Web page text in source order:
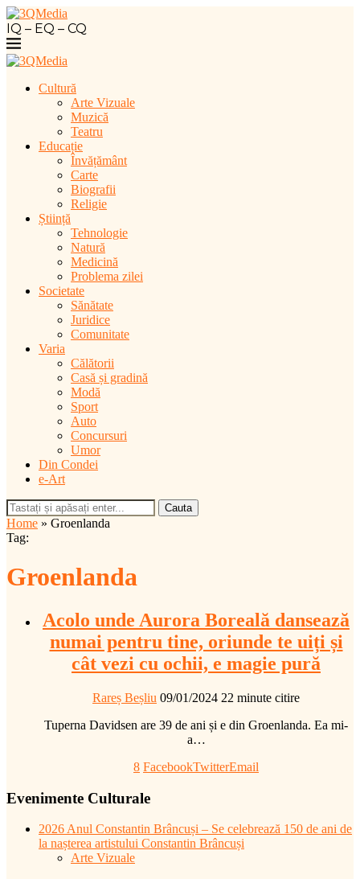
IQ – EQ – CQ
Cultură
Arte Vizuale
Muzică
Teatru
Educație
Învățământ
Carte
Biografii
Religie
Știință
Tehnologie
Natură
Medicină
Problema zilei
Societate
Sănătate
Juridice
Comunitate
Varia
Călătorii
Casă și gradină
Modă
Sport
Auto
Concursuri
Umor
Din Condei
e-Art
Cauta
Home » Groenlanda
Tag:
Groenlanda
Acolo unde Aurora Boreală dansează
numai pentru tine, oriunde te uiți și
cât vezi cu ochii, e magie pură
Rareș Beșliu 09/01/2024 22 minute citire
Tuperna Davidsen are 39 de ani și e din Groenlanda. Ea mi-
a…
8 FacebookTwitterEmail
Evenimente Culturale
2026 Anul Constantin Brâncuși – Se celebrează 150 de ani de
la nașterea artistului Constantin Brâncuși
Arte Vizuale